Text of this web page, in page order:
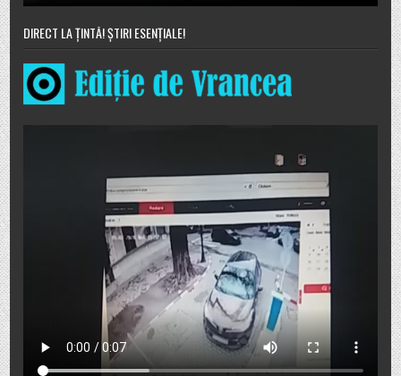
DIRECT LA ȚINTĂ! ȘTIRI ESENȚIALE!